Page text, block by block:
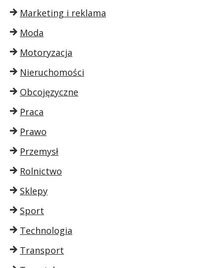
Marketing i reklama
Moda
Motoryzacja
Nieruchomości
Obcojęzyczne
Praca
Prawo
Przemysł
Rolnictwo
Sklepy
Sport
Technologia
Transport